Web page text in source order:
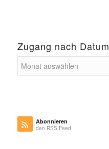
Zugang nach Datum
Abonnieren
den RSS Feed